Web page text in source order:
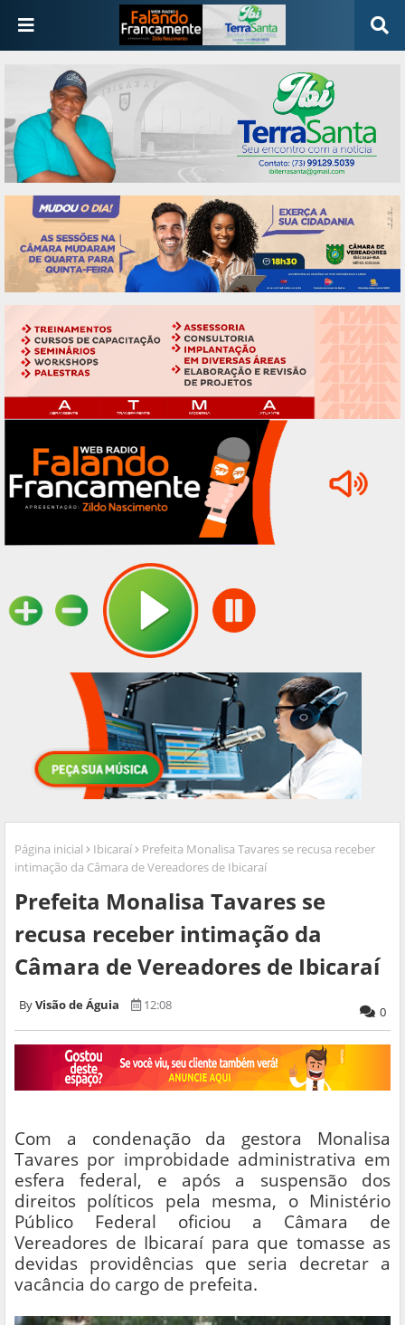
Página inicial Ibicaraí
Prefeita Monalisa Tavares se recusa receber
intimação da Câmara de Vereadores de Ibicaraí
Prefeita Monalisa Tavares se
recusa receber intimação da
Câmara de Vereadores de Ibicaraí
Visão de Águia 12:08 0
Com a condenação da gestora Monalisa
Tavares por improbidade administrativa em
esfera federal, e após a suspensão dos
direitos políticos pela mesma, o Ministério
Público Federal oficiou a Câmara de
Vereadores de Ibicaraí para que tomasse as
devidas providências que seria decretar a
vacância do cargo de prefeita.